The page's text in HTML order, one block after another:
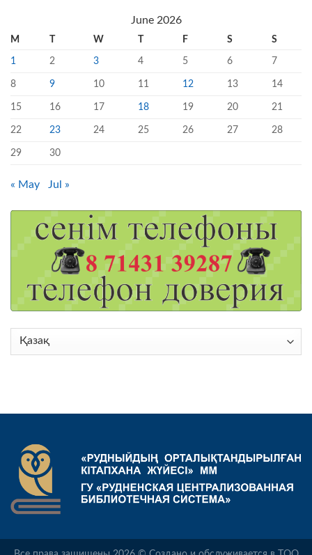
June 2026
M T W T F S S
1 2 3 4 5 6 7
8 9 10 11 12 13 14
15 16 17 18 19 20 21
22 23 24 25 26 27 28
29 30
« May Jul »
Choose